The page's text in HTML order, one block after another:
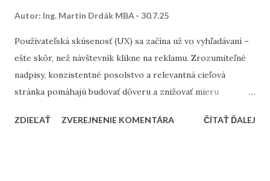
výsledky, zvážte jeho vylúčenie alebo úpravu.
Autor: Ing. Martin Drdák MBA 30.7.25
Používateľská skúsenosť (UX) sa začína už vo vyhľadávaní –
ešte skôr, než návštevník klikne na reklamu. Zrozumiteľné
nadpisy, konzistentné posolstvo a relevantná cieľová
stránka pomáhajú budovať dôveru a znižovať mieru
dôležité, aby text korešpondoval s tým, čo sa nachádza na
ZDIEĽAŤ ZVEREJNENIE KOMENTÁRA ČÍTAŤ ĎALEJ